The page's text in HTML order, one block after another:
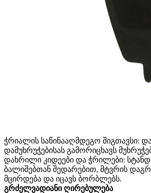
ჭრიალის საწინააღმდეგო შიგთავსი:
დამუხრუჭებისას გამორიცხავს
დახრილი კიდეები და ჭრილები:
ბალიშებთან შედარებით, მტვრის
მცირდება და იცავს ბორბლებს.
გრძელვადიანი ღირებულება